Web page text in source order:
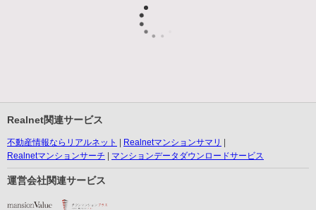
Realnet関連サービス
不動産情報ならリアルネット
Realnetマンションサマリ
Realnetマンションサーチ
マンションデータダウンロードサービス
運営会社関連サービス